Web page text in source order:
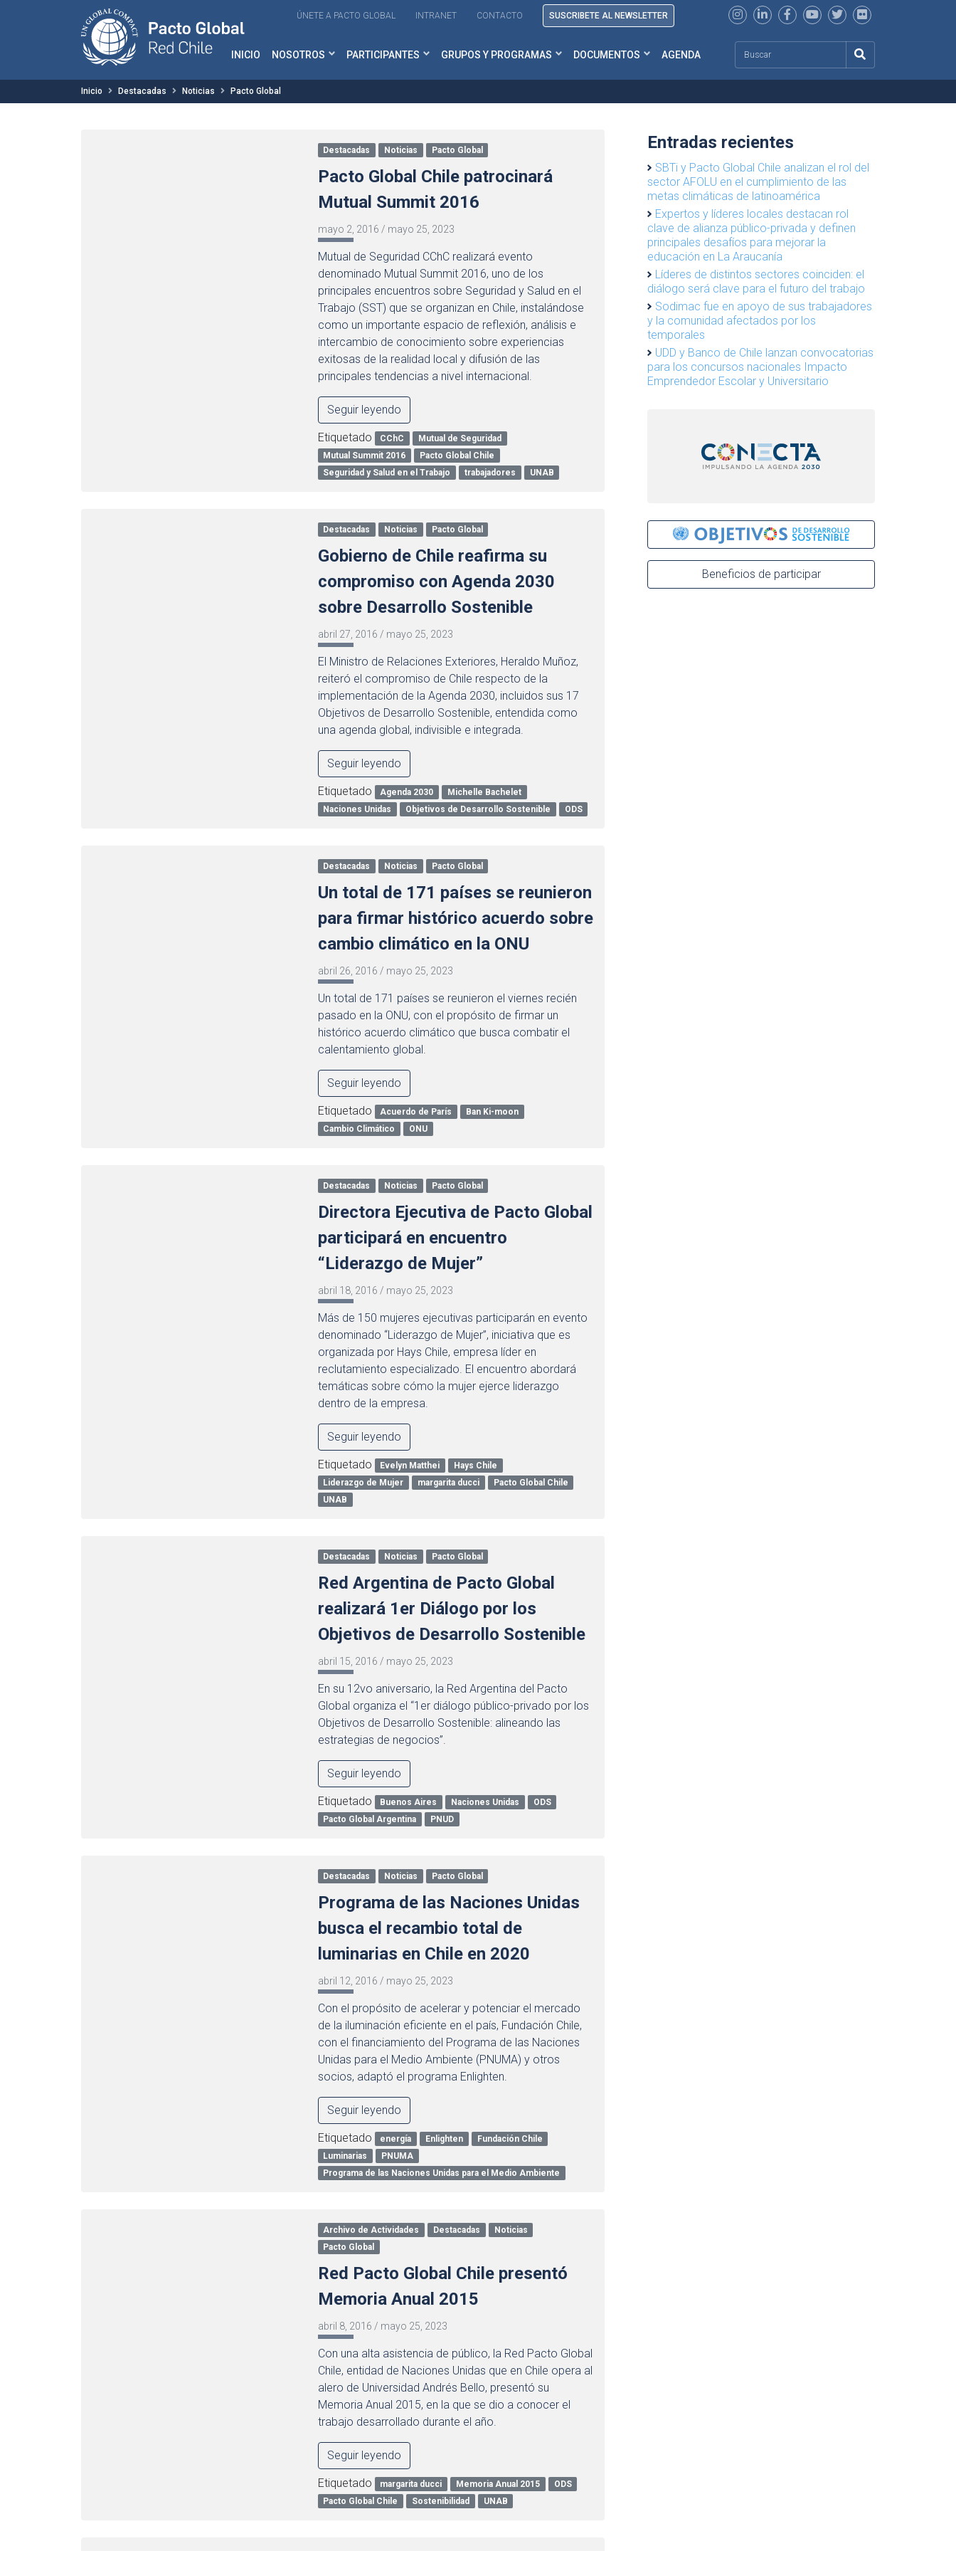
ÚNETE A PACTO GLOBAL INTRANET CONTACTO SUSCRIBETE AL NEWSLETTER
INICIO NOSOTROS PARTICIPANTES GRUPOS Y PROGRAMAS DOCUMENTOS AGENDA
Inicio Destacadas Noticias Pacto Global
Destacadas Noticias Pacto Global
Pacto Global Chile patrocinará
Mutual Summit 2016
mayo 2, 2016 / mayo 25, 2023
Mutual de Seguridad CChC realizará evento
denominado Mutual Summit 2016, uno de los
principales encuentros sobre Seguridad y Salud en el
Trabajo (SST) que se organizan en Chile, instalándose
como un importante espacio de reflexión, análisis e
intercambio de conocimiento sobre experiencias
exitosas de la realidad local y difusión de las
principales tendencias a nivel internacional.
Seguir leyendo
Etiquetado CChC
Mutual de Seguridad
Mutual Summit 2016
Pacto Global Chile
Seguridad y Salud en el Trabajo
trabajadores UNAB
Destacadas Noticias Pacto Global
Gobierno de Chile reafirma su
compromiso con Agenda 2030
sobre Desarrollo Sostenible
abril 27, 2016 / mayo 25, 2023
El Ministro de Relaciones Exteriores, Heraldo Muñoz,
reiteró el compromiso de Chile respecto de la
implementación de la Agenda 2030, incluidos sus 17
Objetivos de Desarrollo Sostenible, entendida como
una agenda global, indivisible e integrada.
Seguir leyendo
Etiquetado Agenda 2030
Michelle Bachelet
Naciones Unidas
Objetivos de Desarrollo Sostenible ODS
Destacadas Noticias Pacto Global
Un total de 171 países se reunieron
para firmar histórico acuerdo sobre
cambio climático en la ONU
abril 26, 2016 / mayo 25, 2023
Un total de 171 países se reunieron el viernes recién
pasado en la ONU, con el propósito de firmar un
histórico acuerdo climático que busca combatir el
calentamiento global.
Seguir leyendo
Etiquetado Acuerdo de París
Ban Ki-moon
Cambio Climático
ONU
Destacadas Noticias Pacto Global
Directora Ejecutiva de Pacto Global
participará en encuentro
“Liderazgo de Mujer”
abril 18, 2016 / mayo 25, 2023
Más de 150 mujeres ejecutivas participarán en evento
denominado “Liderazgo de Mujer”, iniciativa que es
organizada por Hays Chile, empresa líder en
reclutamiento especializado. El encuentro abordará
temáticas sobre cómo la mujer ejerce liderazgo
dentro de la empresa.
Seguir leyendo
Etiquetado Evelyn Matthei
Hays Chile
Liderazgo de Mujer
margarita ducci
Pacto Global Chile
UNAB
Destacadas Noticias Pacto Global
Red Argentina de Pacto Global
realizará 1er Diálogo por los
Objetivos de Desarrollo Sostenible
abril 15, 2016 / mayo 25, 2023
En su 12vo aniversario, la Red Argentina del Pacto
Global organiza el “1er diálogo público-privado por los
Objetivos de Desarrollo Sostenible: alineando las
estrategias de negocios”.
Seguir leyendo
Etiquetado Buenos Aires Naciones Unidas
ODS
Pacto Global Argentina
PNUD
Destacadas Noticias Pacto Global
Programa de las Naciones Unidas
busca el recambio total de
luminarias en Chile en 2020
abril 12, 2016 / mayo 25, 2023
Con el propósito de acelerar y potenciar el mercado
de la iluminación eficiente en el país, Fundación Chile,
con el financiamiento del Programa de las Naciones
Unidas para el Medio Ambiente (PNUMA) y otros
socios, adaptó el programa Enlighten.
Seguir leyendo
Etiquetado energía Enlighten
Fundación Chile
Luminarias
PNUMA
Programa de las Naciones Unidas para el Medio Ambiente
Archivo de Actividades Destacadas
Noticias
Pacto Global
Red Pacto Global Chile presentó
Memoria Anual 2015
abril 8, 2016 / mayo 25, 2023
Con una alta asistencia de público, la Red Pacto Global
Chile, entidad de Naciones Unidas que en Chile opera al
alero de Universidad Andrés Bello, presentó su
Memoria Anual 2015, en la que se dio a conocer el
trabajo desarrollado durante el año.
Seguir leyendo
Etiquetado margarita ducci Memoria Anual 2015
ODS
Pacto Global Chile
Sostenibilidad UNAB
Entradas recientes
SBTi y Pacto Global Chile analizan el rol del
sector AFOLU en el cumplimiento de las
metas climáticas de latinoamérica
Expertos y líderes locales destacan rol
clave de alianza público-privada y definen
principales desafíos para mejorar la
educación en La Araucanía
Líderes de distintos sectores coinciden: el
diálogo será clave para el futuro del trabajo
Sodimac fue en apoyo de sus trabajadores
y la comunidad afectados por los
temporales
UDD y Banco de Chile lanzan convocatorias
para los concursos nacionales Impacto
Emprendedor Escolar y Universitario
Beneficios de participar